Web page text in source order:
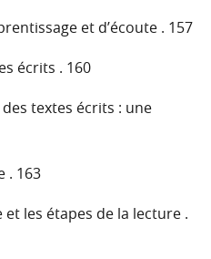
et d’écoute . 157
écrits . 160
des textes écrits : une
. 163
et les étapes de la lecture .